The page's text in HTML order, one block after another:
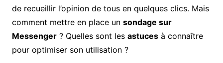
de recueillir l’opinion de tous en quelques clics. Mais
comment mettre en place un sondage sur
Messenger? Quelles sont les astucesà connaître
pour optimiser son utilisation ?